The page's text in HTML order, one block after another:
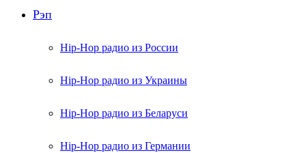
Рэп
Hip-Hop радио из России
Hip-Hop радио из Украины
Hip-Hop радио из Беларуси
Hip-Hop радио из Германии